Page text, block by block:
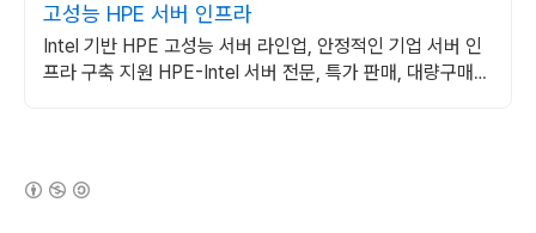
고성능 HPE 서버 인프라
Intel 기반 HPE 고성능 서버 라인업, 안정적인 기업 서버 인
프라 구축 지원 HPE-Intel 서버 전문, 특가 판매, 대량구매제